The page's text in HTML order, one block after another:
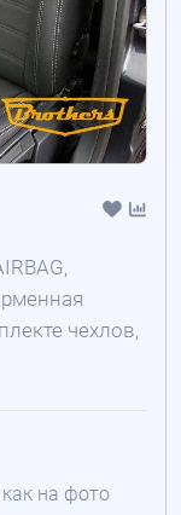
чехлов,
на фото